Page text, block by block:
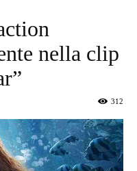
nella clip
312